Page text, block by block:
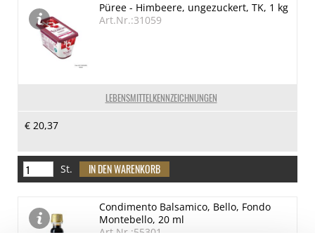
LEBENSMITTELKENNZEICHNUNGEN
Püree - Himbeere, ungezuckert, TK, 1 kg
Art.Nr.:31059
€ 20,37
St.
Condimento Balsamico, Bello, Fondo
Montebello, 20 ml